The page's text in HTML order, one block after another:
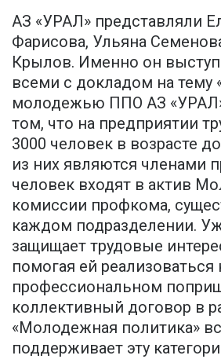
АЗ «УРАЛ» представляли
Фарисова, Ульяна
Крылов. Именно он
всеми с докладом на тему
молодежью ППО АЗ
том, что на предприятии
3000 человек в возрасте
из них являются членами
человек входят в актив
комиссии профкома,
каждом подразделении.
защищает трудовые
помогая ей реализоваться
профессиональном
коллективный договор в
«Молодежная политика»
поддерживает эту